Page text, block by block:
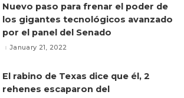
Nuevo paso para frenar el poder de
los gigantes tecnológicos avanzado
por el panel del Senado
January 21, 2022
El rabino de Texas dice que él, 2
rehenes escaparon del